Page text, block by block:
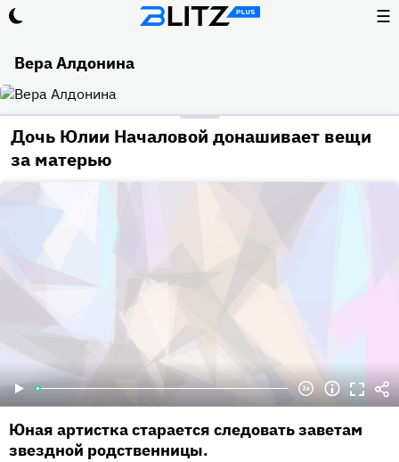
☰
Вера Алдонина
Дочь Юлии Началовой донашивает вещи
за матерью
Юная артистка старается следовать заветам
звездной родственницы.